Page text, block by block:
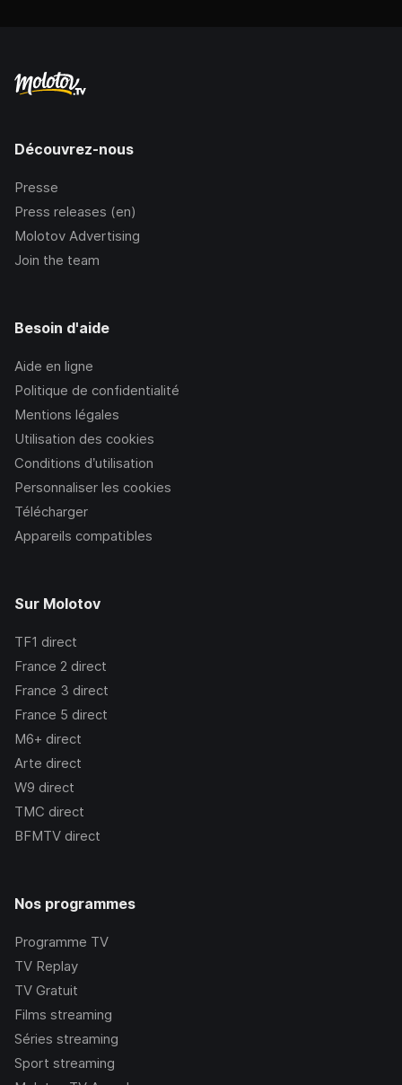
Découvrez-nous
Presse
Press releases (en)
Molotov Advertising
Join the team
Besoin d'aide
Aide en ligne
Politique de confidentialité
Mentions légales
Utilisation des cookies
Conditions d’utilisation
Personnaliser les cookies
Télécharger
Appareils compatibles
Sur Molotov
TF1 direct
France 2 direct
France 3 direct
France 5 direct
M6+ direct
Arte direct
W9 direct
TMC direct
BFMTV direct
Nos programmes
Programme TV
TV Replay
TV Gratuit
Films streaming
Séries streaming
Sport streaming